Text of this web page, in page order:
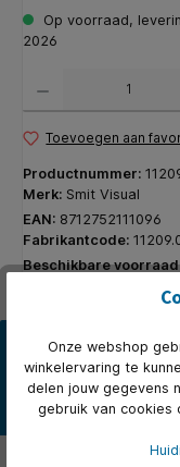
Op voorraad,
2026
Toevoegen aan
Productnummer:
Merk: Smit Visual
EAN: 8712752111096
Fabrikantcode:
Beschikbare
Beschrijving
Petrol' groen
montagemateriaal
De…Meer
Onze webshop
winkelervaring te
delen jouw gegevens
gebruik van cookies